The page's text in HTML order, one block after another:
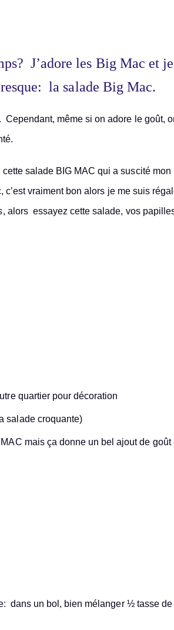
J’adore les Big Mac et je
la salade Big Mac.
Cependant, même si on adore le goût,
salade BIG MAC qui a suscité mon
c’est vraiment bon alors je me suis
alors essayez cette salade, vos
quartier pour décoration
salade croquante)
mais ça donne un bel ajout de goût
dans un bol, bien mélanger ½ tasse de